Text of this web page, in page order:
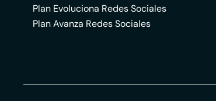
Plan Evoluciona Redes Sociales
Plan Avanza Redes Sociales